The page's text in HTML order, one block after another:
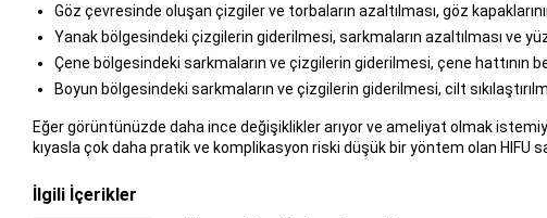
Göz çevresinde oluşan çizgiler ve torbaların azaltılması, göz kapaklarının
Yanak bölgesindeki çizgilerin giderilmesi, sarkmaların azaltılması ve
Çene bölgesindeki sarkmaların ve çizgilerin giderilmesi, çene
Boyun bölgesindeki sarkmaların ve çizgilerin giderilmesi, cilt
Eğer görüntünüzde daha ince değişiklikler arıyor ve ameliyat olmak
kıyasla çok daha pratik ve komplikasyon riski düşük bir yöntem olan
İlgili İçerikler